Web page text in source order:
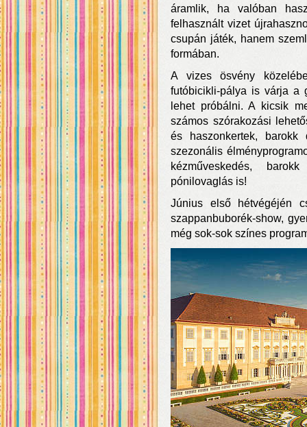
áramlik, ha valóban
felhasznált vizet
csupán játék, hanem
formában.
A vizes ösvény
futóbicikli-pálya is várja a
lehet próbálni. A kicsik
számos szórakozási
és haszonkertek, barokk
szezonális
kézműveskedés,
pónilovaglás is!
Június első hétvégéjén
szappanbuborék-show,
még sok-sok színes